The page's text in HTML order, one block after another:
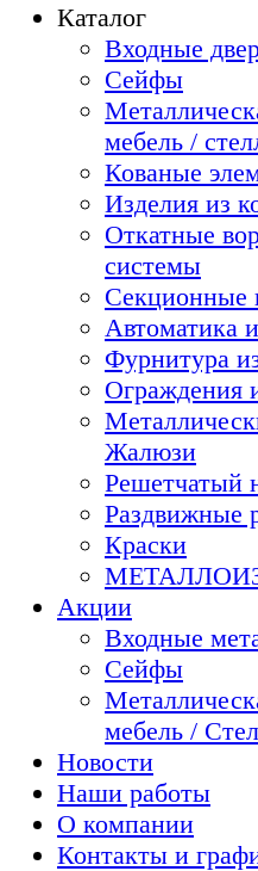
Каталог
Входные
Сейфы
мебель /
Кованые
Изделия из
Откатные
системы
Секционные
Автоматика
Фурнитура
Ограждения
Жалюзи
Решетчатый
Раздвижные
Краски
Акции
Входные
Сейфы
мебель /
Новости
Наши работы
О компании
Контакты и